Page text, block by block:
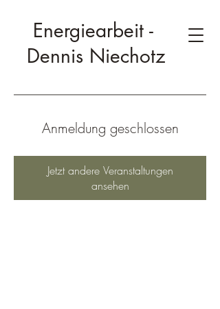
Energiearbeit -
Dennis Niechotz
Anmeldung geschlossen
Jetzt andere Veranstaltungen
ansehen